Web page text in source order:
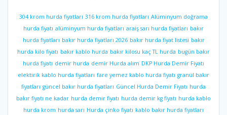
304 krom hurda fiyatları 316 krom hurda fiyatları Alüminyum doğrama
hurda fiyatı alüminyum hurda fiyatları araiş sarı hurda fiyatları bakır
hurda fiyatları bakır hurda fiyatları 2026 bakır hurda fiyat listesi bakır
hurda kilo fiyatı bakır kablo hurda bakır kilosu kaç TL hurda bugün bakır
hurda fiyatı demir hurda demir Hurda alım DKP Hurda Demir Fiyatı
elektirik kablo hurda fiyatları fare yemez kablo hurda fiyatı granül bakır
fiyatları güncel bakır hurda fiyatları Güncel Hurda Demir Fiyatı hurda
bakır fiyatı ne kadar hurda demir fiyatı hurda demir kg fiyatı hurda kablo
hurda krom hurda sarı Hurda çinko fiyatı kablo bakır hurda fiyatları